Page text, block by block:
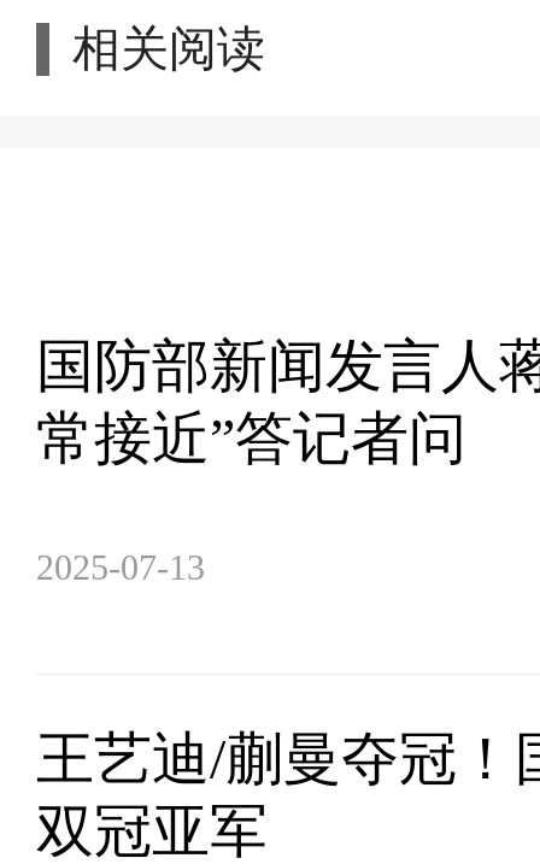
相关阅读
国防部新闻发言人
常接近”答记者问
2025-07-13
王艺迪/蒯曼夺冠
双冠亚军